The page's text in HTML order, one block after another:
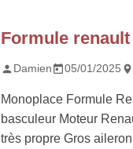
Formule
Damien 05/01/2025
Monoplace Formule
basculeur Moteur
très propre Gros